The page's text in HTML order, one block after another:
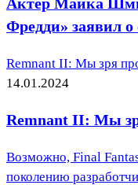
Фредди» заявил о
Remnant II: Мы зря
14.01.2024
Remnant II: Мы
Возможно, Final
поколению